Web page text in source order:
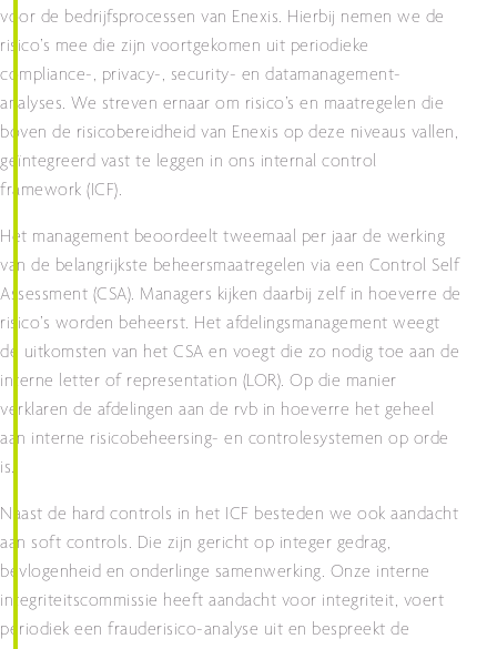
voor de bedrijfsprocessen van Enexis. Hierbij nemen we de
risico’s mee die zijn voortgekomen uit periodieke
compliance-, privacy-, security- en datamanagement-
analyses. We streven ernaar om risico’s en maatregelen die
boven de risicobereidheid van Enexis op deze niveaus vallen,
geïntegreerd vast te leggen in ons internal control
framework (ICF).
Het management beoordeelt tweemaal per jaar de werking
van de belangrijkste beheersmaatregelen via een Control Self
Assessment (CSA). Managers kijken daarbij zelf in hoeverre de
risico’s worden beheerst. Het afdelingsmanagement weegt
de uitkomsten van het CSA en voegt die zo nodig toe aan de
interne letter of representation (LOR). Op die manier
verklaren de afdelingen aan de rvb in hoeverre het geheel
aan interne risicobeheersing- en controlesystemen op orde
is.
Naast de hard controls in het ICF besteden we ook aandacht
aan soft controls. Die zijn gericht op integer gedrag,
bevlogenheid en onderlinge samenwerking. Onze interne
integriteitscommissie heeft aandacht voor integriteit, voert
periodiek een frauderisico-analyse uit en bespreekt de